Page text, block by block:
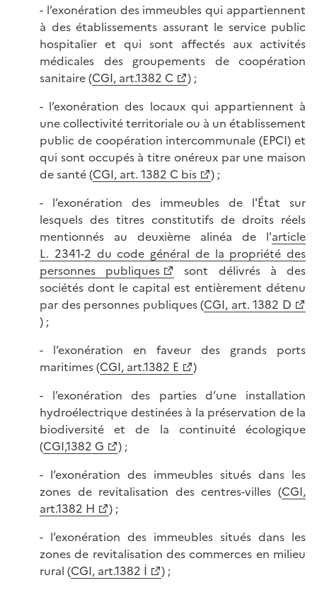
- l’exonération des immeubles qui appartiennent
à des établissements assurant le service public
hospitalier et qui sont affectés aux activités
médicales des groupements de coopération
sanitaire (CGI, art.1382 C
) ;
- l’exonération des locaux qui appartiennent à
une collectivité territoriale ou à un établissement
public de coopération intercommunale (EPCI) et
qui sont occupés à titre onéreux par une maison
de santé (CGI, art. 1382 C bis
) ;
- l’exonération des immeubles de l'État sur
lesquels des titres constitutifs de droits réels
mentionnés au deuxième alinéa de l'article
L. 2341-2 du code général de la propriété des
personnes publiques
sont délivrés à des
sociétés dont le capital est entièrement détenu
par des personnes publiques (CGI, art. 1382 D
) ;
- l’exonération en faveur des grands ports
maritimes (CGI, art.1382 E
)
- l’exonération des parties d’une installation
hydroélectrique destinées à la préservation de la
biodiversité et de la continuité écologique
(CGI,1382 G
) ;
- l’exonération des immeubles situés dans les
zones de revitalisation des centres-villes (CGI,
art.1382 H
) ;
- l’exonération des immeubles situés dans les
zones de revitalisation des commerces en milieu
rural (CGI, art.1382 İ
) ;